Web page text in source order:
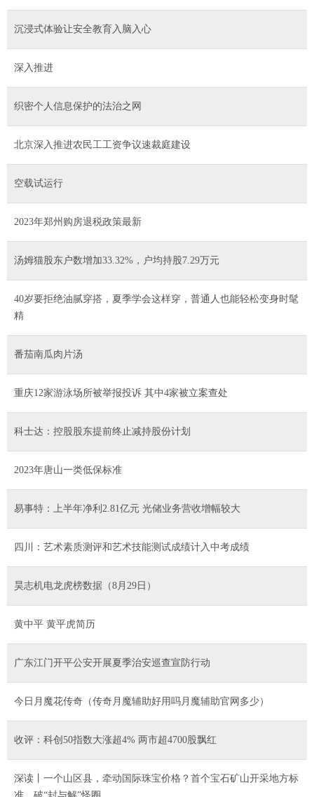
沉浸式体验让安全教育入脑入心
深入推进
织密个人信息保护的法治之网
北京深入推进农民工工资争议速裁庭建设
空载试运行
2023年郑州购房退税政策最新
汤姆猫股东户数增加33.32%，户均持股7.29万元
40岁要拒绝油腻穿搭，夏季学会这样穿，普通人也能轻松变身时髦
精
番茄南瓜肉片汤
重庆12家游泳场所被举报投诉 其中4家被立案查处
科士达：控股股东提前终止减持股份计划
2023年唐山一类低保标准
易事特：上半年净利2.81亿元 光储业务营收增幅较大
四川：艺术素质测评和艺术技能测试成绩计入中考成绩
昊志机电龙虎榜数据（8月29日）
黄中平 黄平虎简历
广东江门开平公安开展夏季治安巡查宣防行动
今日月魔花传奇（传奇月魔辅助好用吗月魔辅助官网多少）
收评：科创50指数大涨超4% 两市超4700股飘红
深读丨一个山区县，牵动国际珠宝价格？首个宝石矿山开采地方标